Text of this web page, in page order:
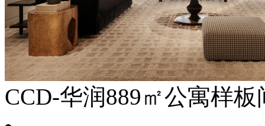
CCD-华润889㎡公寓样板